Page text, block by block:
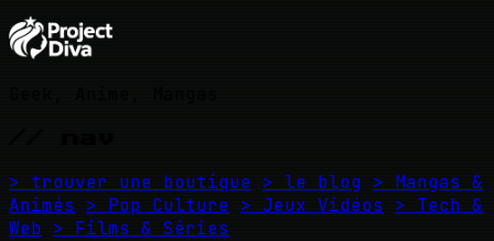
> trouver une boutique > le blog > Mangas &
Animés
> Pop Culture > Jeux Vidéos
> Tech &
Web > Films & Séries